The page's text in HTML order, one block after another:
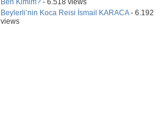
Ben Kimim? - 6.518 views
Beylerli’nin Koca Reisi İsmail KARACA- 6.192
views